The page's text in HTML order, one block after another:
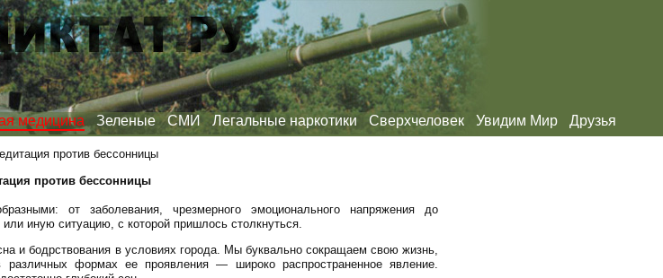
медицина Зеленые СМИ Легальные наркотики Сверхчеловек Увидим Мир Друзья
против бессонницы
против бессонницы
от заболевания, чрезмерного эмоционального напряжения до
иную ситуацию, с которой пришлось столкнуться.
и бодрствования в условиях города. Мы буквально сокращаем свою жизнь,
формах ее проявления — широко распространенное явление.